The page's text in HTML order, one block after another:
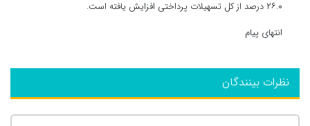
۲۶.۰ درصد از کل تسهیلات پرداختی افزایش یافته است.
انتهای پیام
نظرات بینندگان